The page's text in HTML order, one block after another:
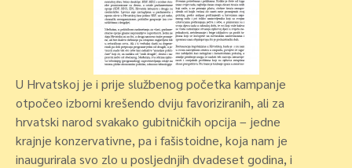
U Hrvatskoj je i prije službenog početka kampanje
otpočeo izborni krešendo dviju favoriziranih, ali za
hrvatski narod svakako gubitničkih opcija – jedne
krajnje konzervativne, pa i fašistoidne, koja nam je
inaugurirala svo zlo u posljednjih dvadeset godina, i